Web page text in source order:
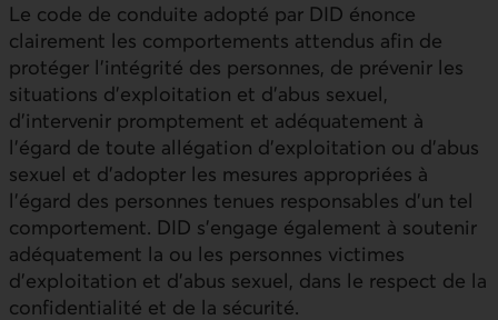
Le code de conduite adopté par DID énonce
clairement les comportements attendus afin de
protéger l’intégrité des personnes, de prévenir les
situations d’exploitation et d’abus sexuel,
d’intervenir promptement et adéquatement à
l’égard de toute allégation d’exploitation ou d’abus
sexuel et d’adopter les mesures appropriées à
l’égard des personnes tenues responsables d’un tel
comportement. DID s’engage également à soutenir
adéquatement la ou les personnes victimes
d’exploitation et d’abus sexuel, dans le respect de la
confidentialité et de la sécurité.